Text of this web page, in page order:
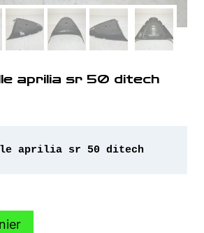
aprilia sr 50 ditech
aprilia sr 50 ditech